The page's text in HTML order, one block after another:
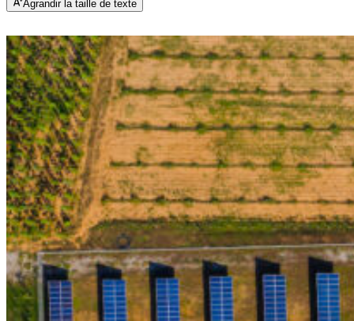
Agrandir la taille de texte